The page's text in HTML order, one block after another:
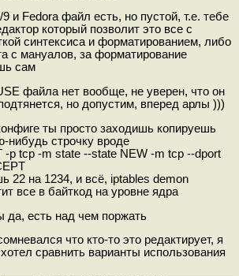
и Fedora файл есть, но пустой, т.е. тебе
который позволит это все с
синтексиса и форматированием, либо
с мануалов, за форматирование
сам
файла нет вообще, не уверен, что он
но допустим, вперед арлы )))
ты просто заходишь копируешь
нибудь строчку вроде
-p tcp -m state --state NEW -m tcp --dport
22 на 1234, и всё, iptables demon
все в байткод на уровне ядра
да, есть над чем поржать
что кто-то это редактирует, я
сравнить варианты использования